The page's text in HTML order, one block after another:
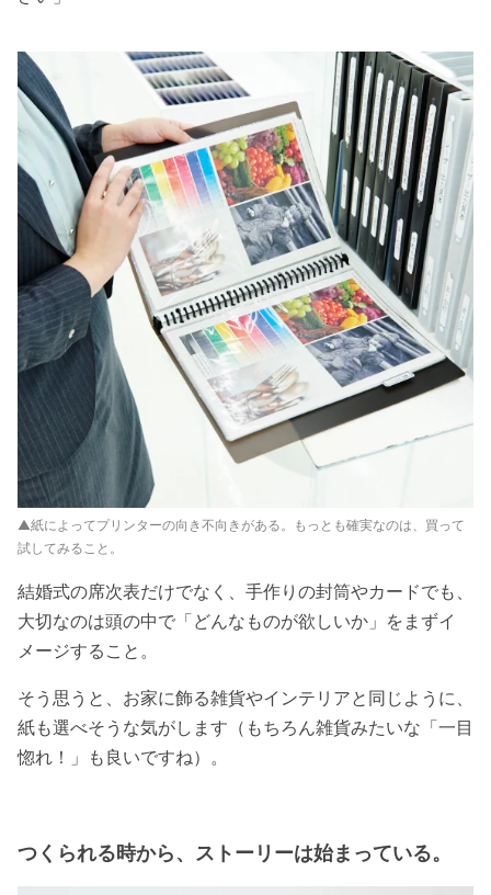
▲紙によってプリンターの向き不向きがある。もっとも確実なのは、買って
試してみること。
結婚式の席次表だけでなく、手作りの封筒やカードでも、
大切なのは頭の中で「どんなものが欲しいか」をまずイ
メージすること。
そう思うと、お家に飾る雑貨やインテリアと同じように、
紙も選べそうな気がします（もちろん雑貨みたいな「一目
惚れ！」も良いですね）。
つくられる時から、ストーリーは始まっている。